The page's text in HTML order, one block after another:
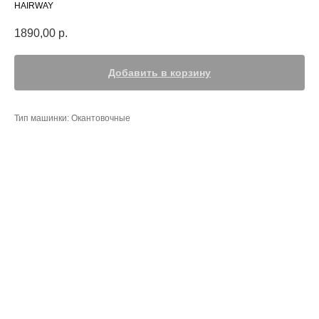
HAIRWAY
1890,00 р.
Добавить в корзину
Тип машинки: Окантовочные